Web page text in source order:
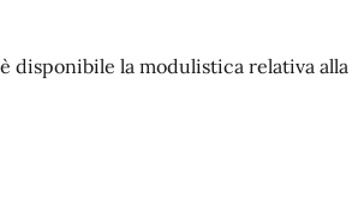
disponibile la modulistica relativa alla